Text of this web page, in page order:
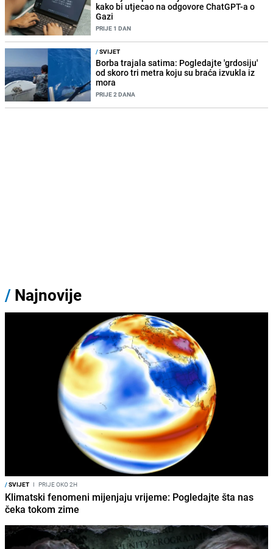
kako bi utjecao na odgovore ChatGPT-a o
Gazi
PRIJE 1 DAN
/SVIJET
Borba trajala satima: Pogledajte 'grdosiju'
od skoro tri metra koju su braća izvukla iz
mora
PRIJE 2 DANA
/ Najnovije
/SVIJET I PRIJE OKO 2H
Klimatski fenomeni mijenjaju vrijeme: Pogledajte šta nas
čeka tokom zime